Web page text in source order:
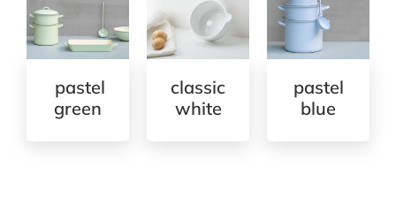
pastel
green
classic
white
pastel
blue